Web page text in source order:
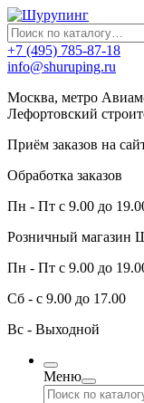
+7 (495) 785-87-18
info@shuruping.ru
Москва, метро
Лефортовский
Приём заказов на
Обработка заказов
Пн - Пт с 9.00 до
Розничный магазин
Пн - Пт с 9.00 до
Сб - с 9.00 до 17.00
Вс - Выходной
Меню